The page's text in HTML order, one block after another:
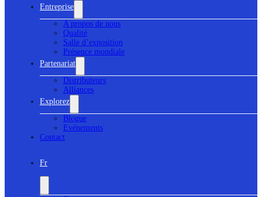
Entreprise
A propos de nous
Qualité
Salle d’exposition
Présence mondiale
Partenariat
Distributeurs
Alliances
Explorez
Blogue
Evénements
Contact
Fr